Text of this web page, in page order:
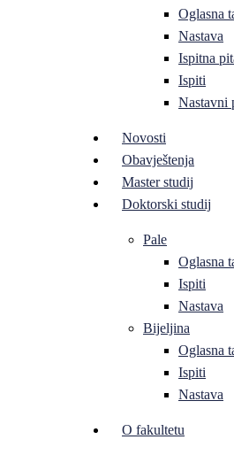
Oglasna
Nastava
Ispitna
Ispiti
Nastavni
Novosti
Obavještenja
Master studij
Doktorski studij
Pale
Oglasna
Ispiti
Nastava
Bijeljina
Oglasna
Ispiti
Nastava
O fakultetu